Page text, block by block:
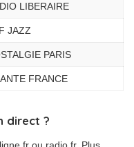
LIBERAIRE
JAZZ
PARIS
FRANCE
direct ?